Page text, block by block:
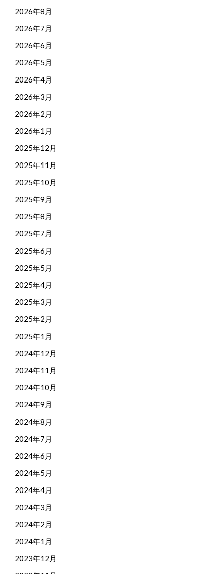
2026年8月
2026年7月
2026年6月
2026年5月
2026年4月
2026年3月
2026年2月
2026年1月
2025年12月
2025年11月
2025年10月
2025年9月
2025年8月
2025年7月
2025年6月
2025年5月
2025年4月
2025年3月
2025年2月
2025年1月
2024年12月
2024年11月
2024年10月
2024年9月
2024年8月
2024年7月
2024年6月
2024年5月
2024年4月
2024年3月
2024年2月
2024年1月
2023年12月